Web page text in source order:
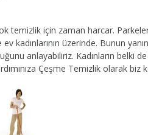
temizlik için zaman harcar.
kadınlarının üzerinde. Bunun
anlayabiliriz. Kadınların belki
Çeşme Temizlik olarak biz